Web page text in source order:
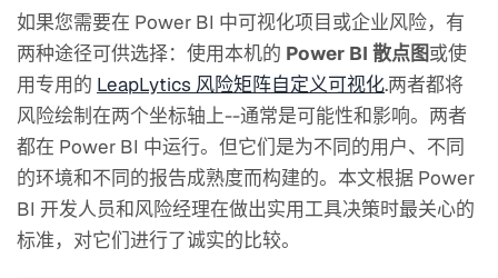
如果您需要在 Power BI 中可视化项目或企业风险，有
两种途径可供选择：使用本机的 Power BI 散点图或使
用专用的 LeapLytics 风险矩阵自定义可视化.两者都将
风险绘制在两个坐标轴上--通常是可能性和影响。两者
都在 Power BI 中运行。但它们是为不同的用户、不同
的环境和不同的报告成熟度而构建的。本文根据 Power
BI 开发人员和风险经理在做出实用工具决策时最关心的
标准，对它们进行了诚实的比较。